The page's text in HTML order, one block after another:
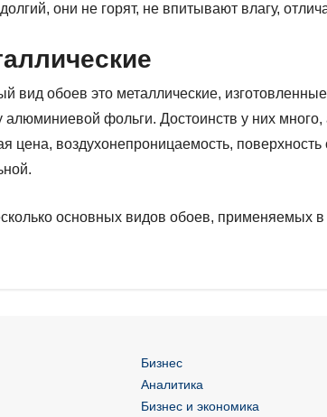
они не горят, не впитывают влагу,
вид обоев это металлические,
алюминиевой фольги. Достоинств у них много,
цена, воздухонепроницаемость,
основных видов обоев, применяемых
Бизнес
Аналитика
Бизнес и экономика